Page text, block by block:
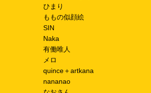
ひまり
ももの似顔絵
SIN
Naka
有働唯人
メロ
quince＋artkana
nananao